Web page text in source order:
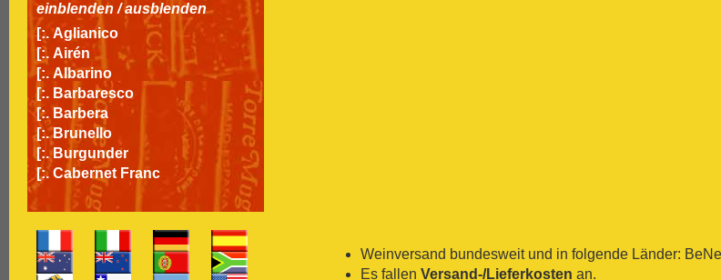
einblenden /ausblenden
[:. Aglianico
[:. Airén
[:. Albarino
[:. Barbaresco
[:. Barbera
[:. Brunello
[:. Burgunder
[:. Cabernet Franc
[:.
Cabernet Sauvignon
[:. Carignan
[:. Carmenère
[:. Chardonnay
[:. Chasselas
Weinversand bundesweit und in folgende Länder:
Es fallen Versand-/Lieferkosten an.